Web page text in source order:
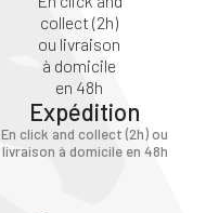
Expédition
En click and collect (2h) ou
livraison à domicile en 48h